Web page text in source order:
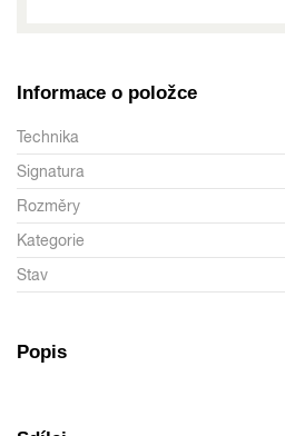
Informace o položce
Technika
Signatura
Rozměry
Kategorie
Stav
Popis